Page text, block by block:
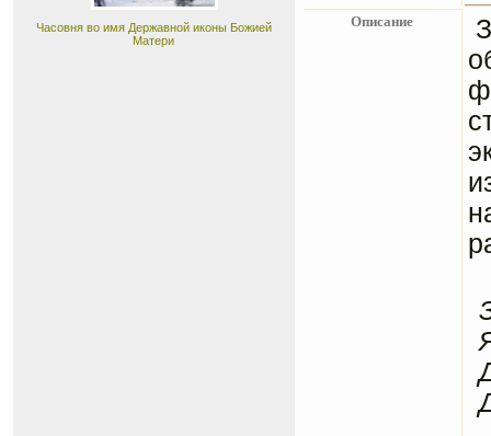
Часовня во имя Державной иконы Божией
Матери
Описание